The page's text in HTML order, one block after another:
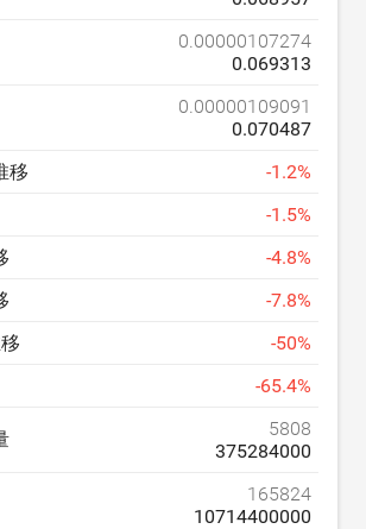
0.00000107274
0.069313
0.00000109091
0.070487
移
-1.2%
-1.5%
-4.8%
-7.8%
-50%
-65.4%
5808
375284000
165824
10714400000